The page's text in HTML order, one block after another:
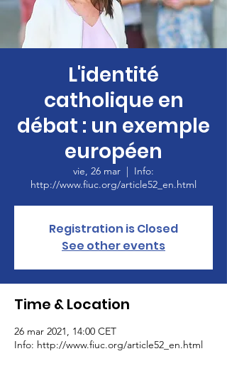
L'identité
catholique en
débat : un exemple
européen
vie, 26 mar
  |
Info:
http://www.fiuc.org/article52_en.html
Registration is Closed
See other events
Time & Location
26 mar 2021, 14:00 CET
Info: http://www.fiuc.org/article52_en.html